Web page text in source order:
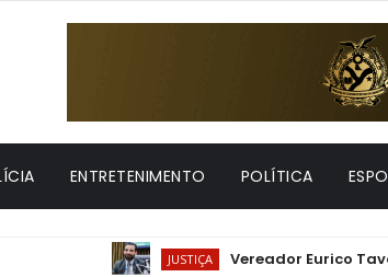
ENTRETENIMENTO POLÍTICA
JUSTIÇA Vereador Eurico Tavares é